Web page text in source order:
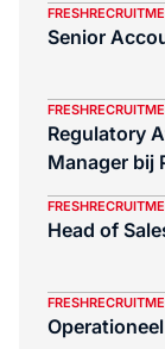
Senior
Regulatory
Manager bij
Head of